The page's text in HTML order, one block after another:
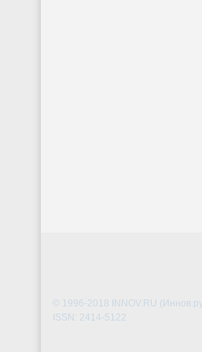
© 1996-2018 INNOV.RU
ISSN: 2414-5122